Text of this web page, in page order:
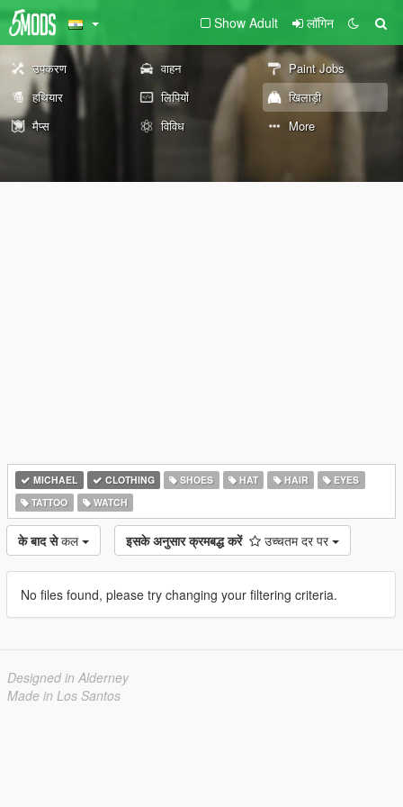
Show Adult लॉगिन
उपकरण वाहन
Paint Jobs
हथियार
लिपियों
खिलाड़ी
मैप्स
विविध More
MICHAEL CLOTHING SHOES HAT HAIR
EYES
TATTOO
WATCH
के बाद से कल इसके अनुसार क्रमबद्ध करें उच्चतम दर पर
No files found, please try changing your filtering criteria.
Designed in Alderney
Made in Los Santos